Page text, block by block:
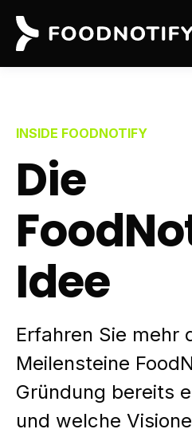
INSIDE FOODNOTIFY
Die
Idee
Erfahren Sie mehr
Meilensteine
Gründung bereits
und welche